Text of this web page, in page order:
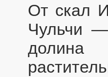
От скал
Чульчи
долина